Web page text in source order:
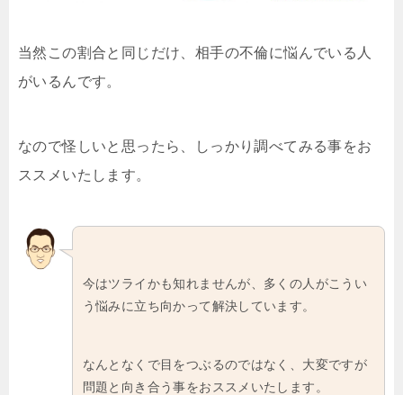
当然この割合と同じだけ、相手の不倫に悩んでいる人
がいるんです。
なので怪しいと思ったら、しっかり調べてみる事をお
ススメいたします。
今はツライかも知れませんが、多くの人がこうい
う悩みに立ち向かって解決しています。
なんとなくで目をつぶるのではなく、大変ですが
問題と向き合う事をおススメいたします。